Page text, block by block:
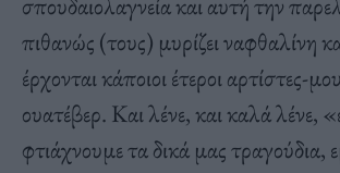
πιθανώς (τους) μυρίζει ναφθαλίνη
έρχονται κάποιοι έτεροι αρτίστες-
ουατέβερ. Και λένε, και καλά λένε,
φτιάχνουμε τα δικά μας τραγούδια,